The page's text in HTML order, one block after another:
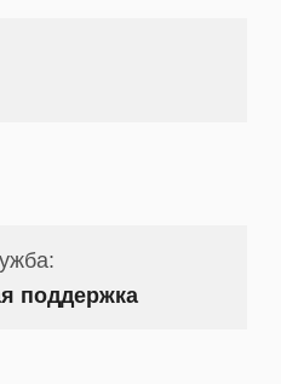
поддержка